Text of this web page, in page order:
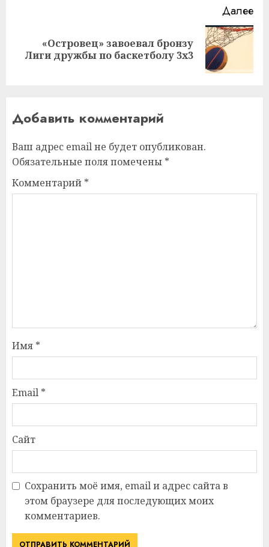
Далее
Следующая
запись:
«Островец» завоевал бронзу
Лиги дружбы по баскетболу 3х3
Добавить комментарий
Ваш адрес email не будет опубликован.
Обязательные поля помечены *
Комментарий *
Имя *
Email *
Сайт
Сохранить моё имя, email и адрес сайта в
этом браузере для последующих моих
комментариев.